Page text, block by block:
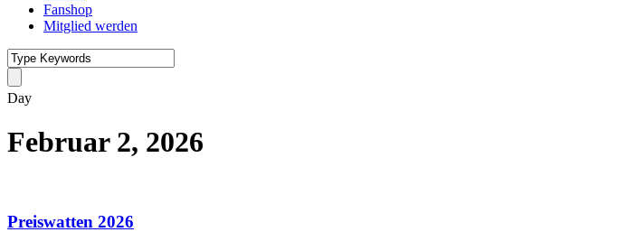
Fanshop
Mitglied werden
Day
Februar 2, 2026
Preiswatten 2026